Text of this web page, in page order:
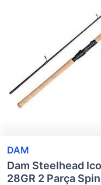
DAM
Dam Steelhead
28GR 2 Parça Spin